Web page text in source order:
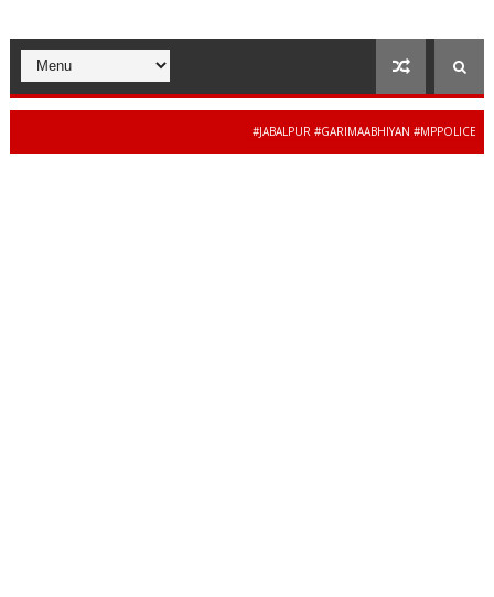
#JABALPUR #GARIMAABHIYAN #MPPOLICE